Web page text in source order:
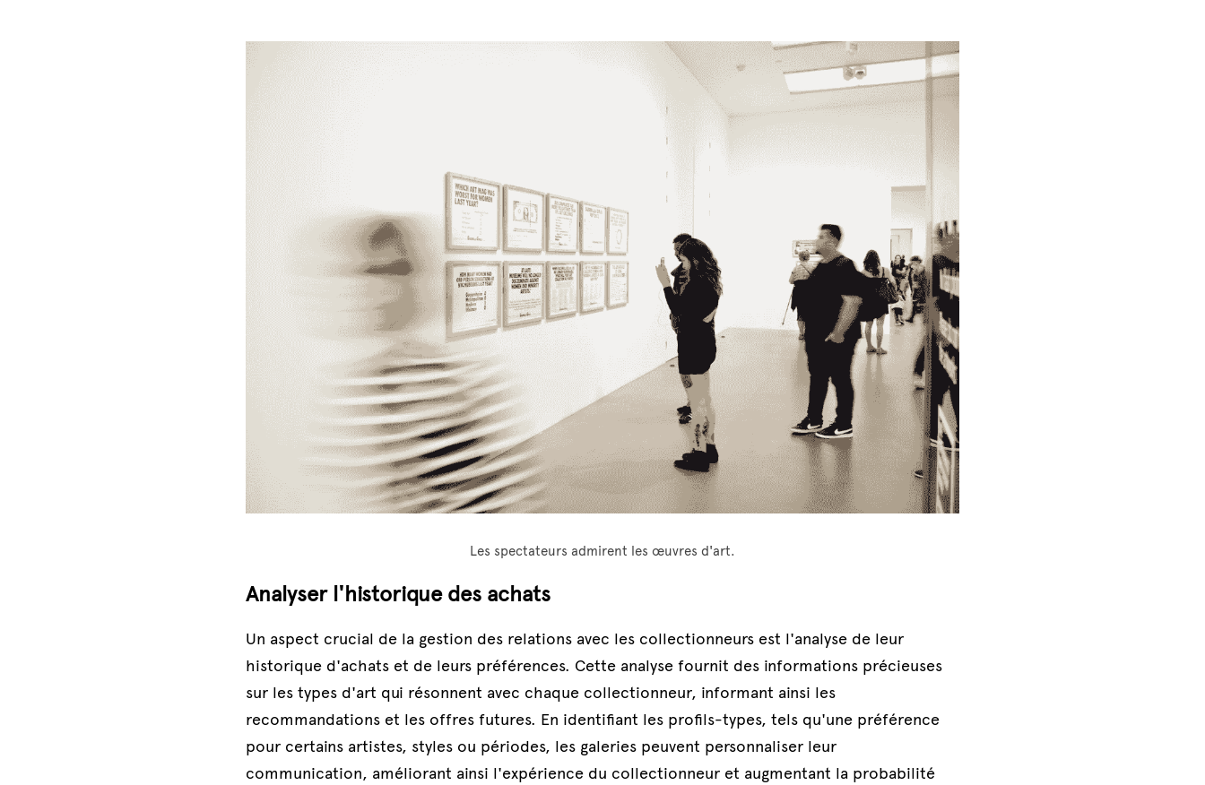
Les spectateurs admirent les œuvres d'art.
Analyser l'historique des achats
Un aspect crucial de la gestion des relations avec les collectionneurs est l'analyse de leur
historique d'achats et de leurs préférences. Cette analyse fournit des informations précieuses
sur les types d'art qui résonnent avec chaque collectionneur, informant ainsi les
recommandations et les offres futures. En identifiant les profils-types, tels qu'une préférence
pour certains artistes, styles ou périodes, les galeries peuvent personnaliser leur
communication, améliorant ainsi l'expérience du collectionneur et augmentant la probabilité